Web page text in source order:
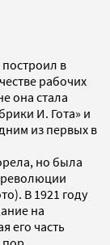
построил в
рабочих
она стала
И. Гота» и
из первых в
но была
революции
В 1921 году
на
его часть